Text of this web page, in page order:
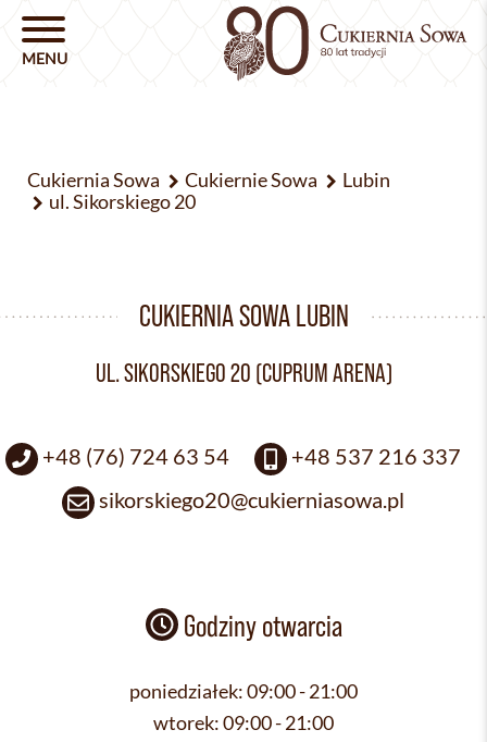
Cukiernia Sowa Cukiernie Sowa
Lubin
ul. Sikorskiego 20
CUKIERNIA SOWA LUBIN
UL. SIKORSKIEGO 20 (CUPRUM ARENA)
+48 (76) 724 63 54
+48 537 216 337
sikorskiego20@cukierniasowa.pl
Godziny otwarcia
poniedziałek:09:00 - 21:00
wtorek:09:00 - 21:00